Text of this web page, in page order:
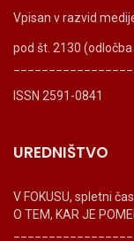
Vpisan v razvid
pod št. 2130
ISSN 2591-0841
UREDNIŠTVO
V FOKUSU, spletni
O TEM, KAR JE